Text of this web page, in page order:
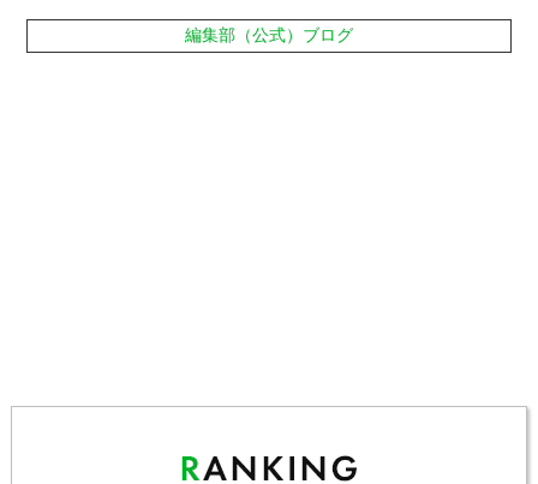
編集部（公式）ブログ